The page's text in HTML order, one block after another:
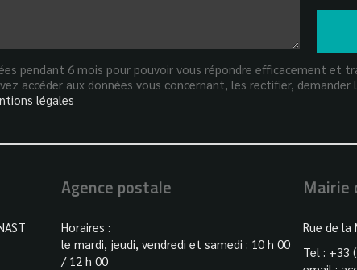
pendant 6 mois pour pouvoir vous répondre efficacement et
accéder aux données vous concernant, les rectifier,
légales
Agence postale
Horaires :
le mardi, jeudi, vendredi et samedi : 10 h 00
/ 12 h 00
Mairie
Rue de la
Tel : +33